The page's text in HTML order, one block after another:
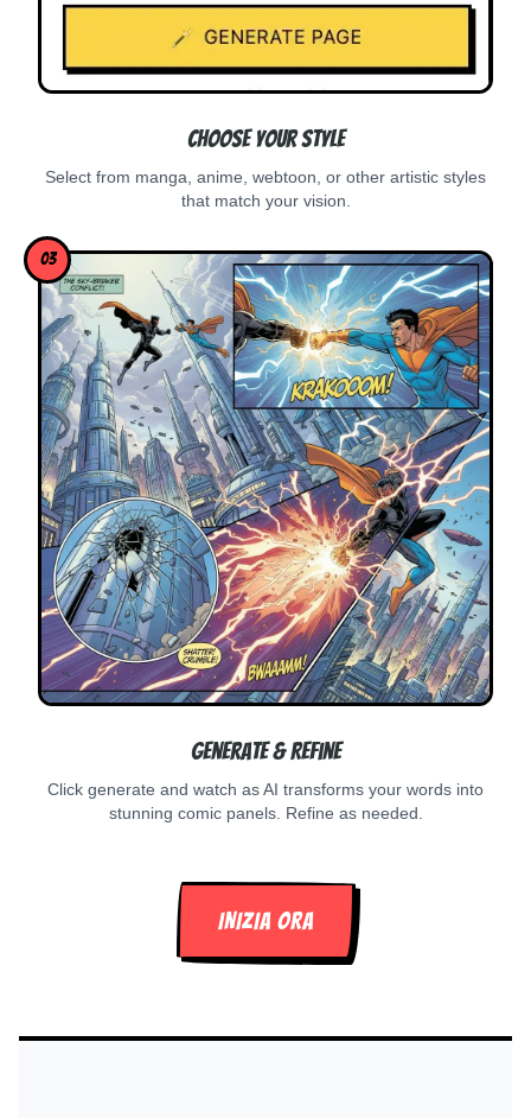
Choose Your Style
Select from manga, anime, webtoon, or other artistic styles
that match your vision.
03
Generate & Refine
Click generate and watch as AI transforms your words into
stunning comic panels. Refine as needed.
INIZIA ORA